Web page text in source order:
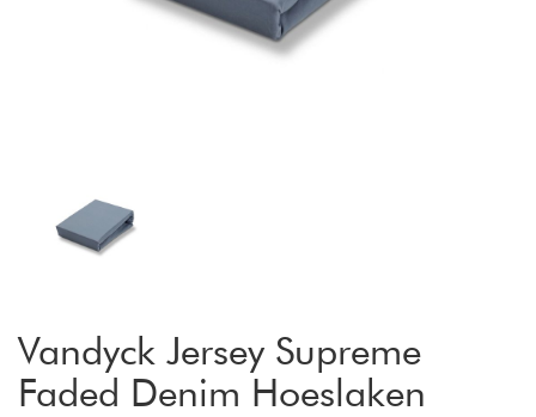
Vandyck Jersey Supreme
Faded Denim Hoeslaken